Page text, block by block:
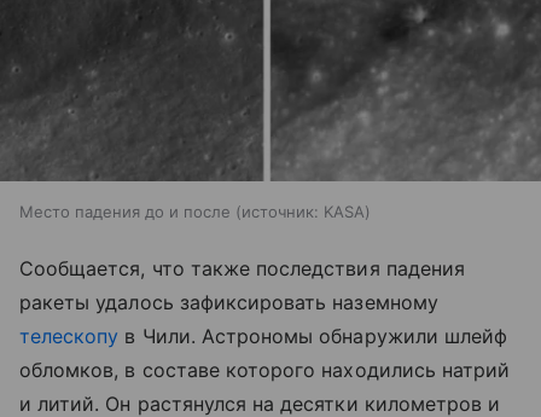
Место падения до и после источник: KASA
Сообщается, что также последствия падения
ракеты удалось зафиксировать наземному
телескопу в Чили. Астрономы обнаружили шлейф
обломков, в составе которого находились натрий
и литий. Он растянулся на десятки километров и